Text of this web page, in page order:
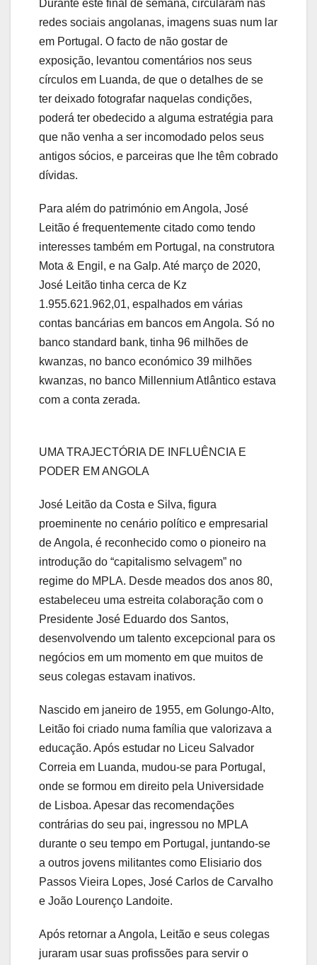
Durante este final de semana, circularam nas
redes sociais angolanas, imagens suas num lar
em Portugal. O facto de não gostar de
exposição, levantou comentários nos seus
círculos em Luanda, de que o detalhes de se
ter deixado fotografar naquelas condições,
poderá ter obedecido a alguma estratégia para
que não venha a ser incomodado pelos seus
antigos sócios, e parceiras que lhe têm cobrado
dívidas.
Para além do património em Angola, José
Leitão é frequentemente citado como tendo
interesses também em Portugal, na construtora
Mota & Engil, e na Galp. Até março de 2020,
José Leitão tinha cerca de Kz
1.955.621.962,01, espalhados em várias
contas bancárias em bancos em Angola. Só no
banco standard bank, tinha 96 milhões de
kwanzas, no banco económico 39 milhões
kwanzas, no banco Millennium Atlântico estava
com a conta zerada.
UMA TRAJECTÓRIA DE INFLUÊNCIA E
PODER EM ANGOLA
José Leitão da Costa e Silva, figura
proeminente no cenário político e empresarial
de Angola, é reconhecido como o pioneiro na
introdução do “capitalismo selvagem” no
regime do MPLA. Desde meados dos anos 80,
estabeleceu uma estreita colaboração com o
Presidente José Eduardo dos Santos,
desenvolvendo um talento excepcional para os
negócios em um momento em que muitos de
seus colegas estavam inativos.
Nascido em janeiro de 1955, em Golungo-Alto,
Leitão foi criado numa família que valorizava a
educação. Após estudar no Liceu Salvador
Correia em Luanda, mudou-se para Portugal,
onde se formou em direito pela Universidade
de Lisboa. Apesar das recomendações
contrárias do seu pai, ingressou no MPLA
durante o seu tempo em Portugal, juntando-se
a outros jovens militantes como Elisiario dos
Passos Vieira Lopes, José Carlos de Carvalho
e João Lourenço Landoite.
Após retornar a Angola, Leitão e seus colegas
juraram usar suas profissões para servir o